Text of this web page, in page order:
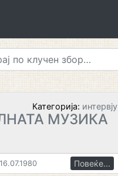
Категорија: интервју
МУЗИКА
16.07.1980 Повеќе...